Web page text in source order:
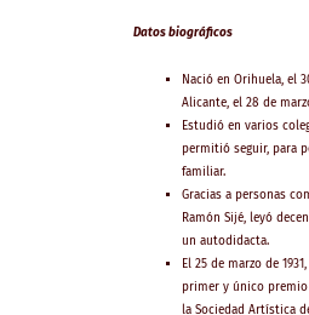
Datos biográficos
Nació en Orihuela, el
Alicante, el 28 de
Estudió en varios
permitió seguir, para
familiar.
Gracias a personas
Ramón Sijé, leyó
un autodidacta.
El 25 de marzo de
primer y único
la Sociedad Artística